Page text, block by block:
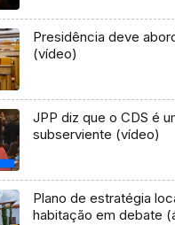
Presidência deve
(vídeo)
JPP diz que o CDS é
subserviente (vídeo)
Plano de estratégia
habitação em debate